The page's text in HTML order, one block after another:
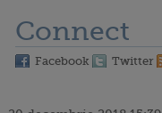
Connect
Facebook Twitter